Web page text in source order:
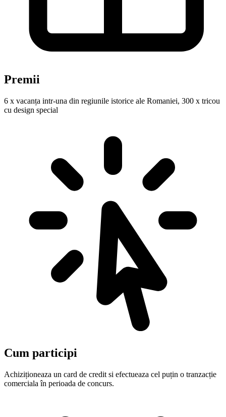
Premii
6 x vacanța intr-una din regiunile istorice ale Romaniei, 300 x tricou
cu design special
Cum participi
Achiziționeaza un card de credit si efectueaza cel puțin o tranzacție
comerciala în perioada de concurs.